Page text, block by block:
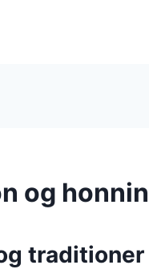
og
traditioner